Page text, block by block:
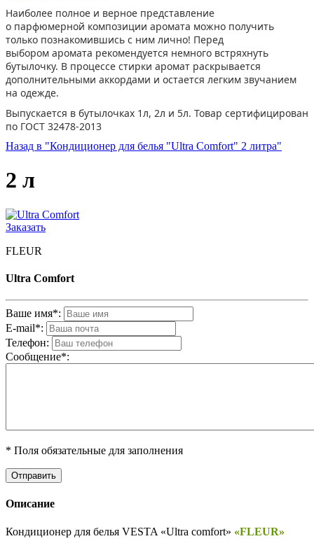
Наиболее полное и верное представление
о парфюмерной композиции аромата можно получить
только познакомившись с ним лично! Перед
выбором аромата рекомендуется немного встряхнуть
бутылочку. В процессе стирки аромат раскрывается
дополнительными аккордами и остается легким звучанием
на одежде.
Выпускается в бутылочках 1л, 2л и 5л. Товар сертифицирован
по ГОСТ 32478-2013
Назад в "Кондиционер для белья "Ultra Comfort" 2 литра"
2 л
Заказать
FLEUR
Ultra Comfort
Ваше имя*:
E-mail*:
Телефон:
Cообщениe*:
* Поля обязательные для заполнения
Описание
Кондиционер для белья VESTA «Ultra comfort» «FLEUR»